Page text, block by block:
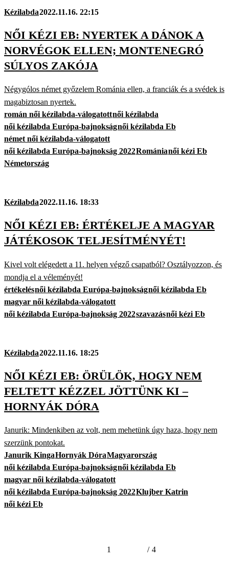
Kézilabda2022.11.16. 22:15
NŐI KÉZI EB: NYERTEK A DÁNOK A
NORVÉGOK ELLEN; MONTENEGRÓ
SÚLYOS ZAKÓJA
Négygólos német győzelem Románia ellen, a franciák és a svédek is
magabiztosan nyertek.
román női kézilabda-válogatottnői kézilabda
női kézilabda Európa-bajnokságnői kézilabda Eb
német női kézilabda-válogatott
női kézilabda Európa-bajnokság 2022Románianői kézi Eb
Németország
Kézilabda2022.11.16. 18:33
NŐI KÉZI EB: ÉRTÉKELJE A MAGYAR
JÁTÉKOSOK TELJESÍTMÉNYÉT!
Kivel volt elégedett a 11. helyen végző csapatból? Osztályozzon, és
mondja el a véleményét!
értékelésnői kézilabda Európa-bajnokságnői kézilabda Eb
magyar női kézilabda-válogatott
női kézilabda Európa-bajnokság 2022szavazásnői kézi Eb
Kézilabda2022.11.16. 18:25
NŐI KÉZI EB: ÖRÜLÖK, HOGY NEM
FELTETT KÉZZEL JÖTTÜNK KI –
HORNYÁK DÓRA
Janurik: Mindenkiben az volt, nem mehetünk úgy haza, hogy nem
szerzünk pontokat.
Janurik KingaHornyák DóraMagyarország
női kézilabda Európa-bajnokságnői kézilabda Eb
magyar női kézilabda-válogatott
női kézilabda Európa-bajnokság 2022Klujber Katrin
női kézi Eb
1 / 4